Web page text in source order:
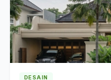
DESAIN